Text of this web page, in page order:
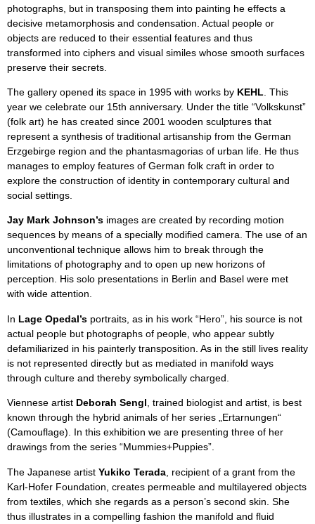
photographs, but in transposing them into painting he effects a
decisive metamorphosis and condensation. Actual people or
objects are reduced to their essential features and thus
transformed into ciphers and visual similes whose smooth surfaces
preserve their secrets.
The gallery opened its space in 1995 with works by KEHL . This
year we celebrate our 15th anniversary. Under the title “Volkskunst”
(folk art) he has created since 2001 wooden sculptures that
represent a synthesis of traditional artisanship from the German
Erzgebirge region and the phantasmagorias of urban life. He thus
manages to employ features of German folk craft in order to
explore the construction of identity in contemporary cultural and
social settings.
Jay Mark Johnson’s images are created by recording motion
sequences by means of a specially modified camera. The use of an
unconventional technique allows him to break through the
limitations of photography and to open up new horizons of
perception. His solo presentations in Berlin and Basel were met
with wide attention.
In Lage Opedal’s portraits, as in his work “Hero”, his source is not
actual people but photographs of people, who appear subtly
defamiliarized in his painterly transposition. As in the still lives reality
is not represented directly but as mediated in manifold ways
through culture and thereby symbolically charged.
Viennese artist Deborah Sengl , trained biologist and artist, is best
known through the hybrid animals of her series „Ertarnungen“
(Camouflage). In this exhibition we are presenting three of her
drawings from the series “Mummies+Puppies”.
The Japanese artist Yukiko Terada , recipient of a grant from the
Karl-Hofer Foundation, creates permeable and multilayered objects
from textiles, which she regards as a person’s second skin. She
thus illustrates in a compelling fashion the manifold and fluid